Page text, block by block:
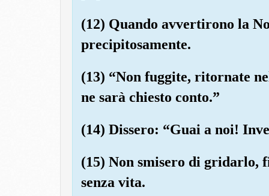
(12) Quando avvertirono la
precipitosamente.
(13) “Non fuggite, ritornate
ne sarà chiesto conto.”
(14) Dissero: “Guai a noi!
(15) Non smisero di gridarlo,
senza vita.